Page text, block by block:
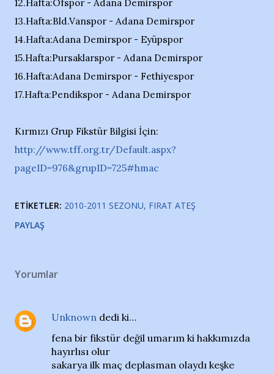
12.Hafta:Ofspor - Adana Demirspor
13.Hafta:Bld.Vanspor - Adana Demirspor
14.Hafta:Adana Demirspor - Eyüpspor
15.Hafta:Pursaklarspor - Adana Demirspor
16.Hafta:Adana Demirspor - Fethiyespor
17.Hafta:Pendikspor - Adana Demirspor
Kırmızı Grup Fikstür Bilgisi İçin:
http://www.tff.org.tr/Default.aspx?
pageID=976&grupID=725#hmac
ETIKETLER: 2010-2011 SEZONU FIRAT ATEŞ
PAYLAŞ
Yorumlar
Unknown dedi ki…
fena bir fikstür değil umarım ki hakkımızda
hayırlısı olur
sakarya ilk maç deplasman olaydı keşke